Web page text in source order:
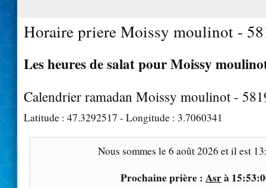
Horaire priere Moissy moulinot -
Les heures de salat pour Moissy
Calendrier ramadan Moissy moulinot -
Latitude : 47.3292517 - Longitude : 3.7060341
Nous sommes le6 août 2026 et il est
Prochaine prière : Asrà